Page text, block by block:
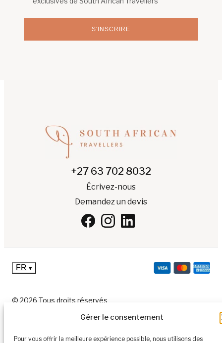
Gérer le consentement
Pour vous offrir la meilleure expérience possible, nous utilisons des
S'INSCRIRE
+27 63 702 8032
Écrivez-nous
Demandez un devis
© 2026 Tous droits réservés
Politique de confidentialité
FR ▾